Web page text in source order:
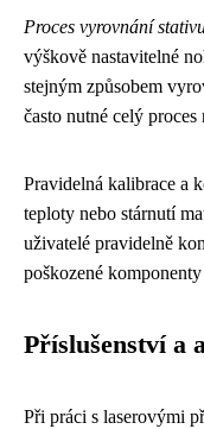
Proces vyrovnání
výškově nastavitelné
stejným způsobem
často nutné celý
Pravidelná kalibrace a
teploty nebo stárnutí
uživatelé pravidelně
poškozené
Příslušenství a
Při práci s laserovými